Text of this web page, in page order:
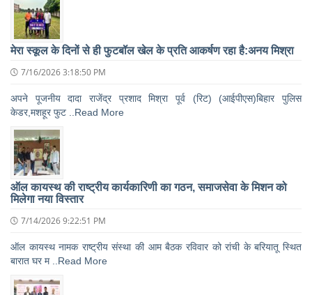
मेरा स्कूल के दिनों से ही फुटबॉल खेल के प्रति आकर्षण रहा है:अनय मिश्रा
7/16/2026 3:18:50 PM
अपने पूजनीय दादा राजेंद्र प्रशाद मिश्रा पूर्व (रिट) (आईपीएस)बिहार पुलिस
केडर,मशहूर फुट ..Read More
ऑल कायस्थ की राष्ट्रीय कार्यकारिणी का गठन, समाजसेवा के मिशन को
मिलेगा नया विस्तार
7/14/2026 9:22:51 PM
ऑल कायस्थ नामक राष्ट्रीय संस्था की आम बैठक रविवार को रांची के बरियातू स्थित
बारात घर म ..Read More